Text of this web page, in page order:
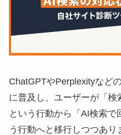
ChatGPTやPerplexityなど
に普及し、ユーザーが「検
という行動から「AI検索で
う行動へと移行しつつあり